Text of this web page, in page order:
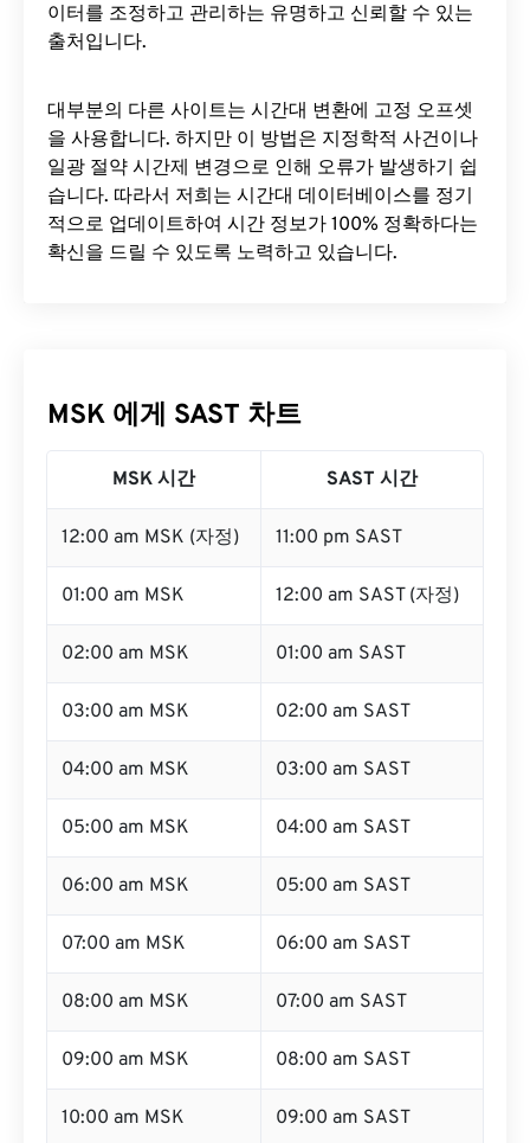
이터를 조정하고 관리하는 유명하고 신뢰할 수 있는
출처입니다.
대부분의 다른 사이트는 시간대 변환에 ​​고정 오프셋
을 사용합니다. 하지만 이 방법은 지정학적 사건이나
일광 절약 시간제 변경으로 인해 오류가 발생하기 쉽
습니다. 따라서 저희는 시간대 데이터베이스를 정기
적으로 업데이트하여 시간 정보가 100% 정확하다는
확신을 드릴 수 있도록 노력하고 있습니다.
MSK 에게 SAST 차트
MSK 시간 SAST 시간
12:00 am MSK (자정) 11:00 pm SAST
01:00 am MSK 12:00 am SAST (자정)
02:00 am MSK 01:00 am SAST
03:00 am MSK 02:00 am SAST
04:00 am MSK 03:00 am SAST
05:00 am MSK 04:00 am SAST
06:00 am MSK 05:00 am SAST
07:00 am MSK 06:00 am SAST
08:00 am MSK 07:00 am SAST
09:00 am MSK 08:00 am SAST
10:00 am MSK 09:00 am SAST